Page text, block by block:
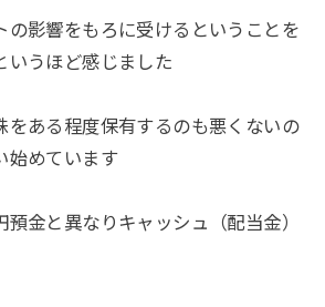
の影響をもろに受けるということを
いうほど感じました
をある程度保有するのも悪くないの
始めています
預金と異なりキャッシュ（配当金）